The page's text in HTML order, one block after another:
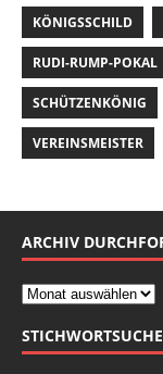
KÖNIGSSCHILD
RUDI-RUMP-POKAL
SCHÜTZENKÖNIG
VEREINSMEISTER
ARCHIV
STICHWORTSUCHE